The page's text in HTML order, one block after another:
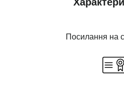
Посилання на